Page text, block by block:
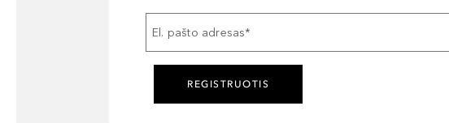
El. pašto adresas*
REGISTRUOTIS